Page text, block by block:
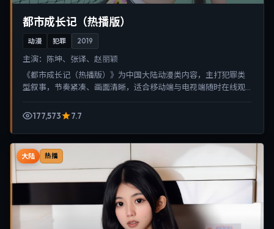
都市成长记（热播版）
动漫 犯罪 2019
主演： 陈坤、张译、赵丽颖
《都市成长记（热播版）》为中国大陆动漫类内容，主打犯罪类
型叙事，节奏紧凑、画面清晰，适合移动端与电视端随时在线观
177,573
7.7
大陆 热播